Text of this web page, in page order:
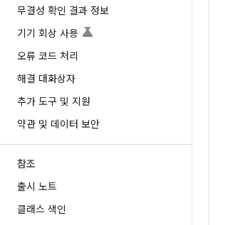
무결성 확인 결과 정보
기기 회상 사용
오류 코드 처리
해결 대화상자
추가 도구 및 지원
약관 및 데이터 보안
참조
출시 노트
클래스 색인